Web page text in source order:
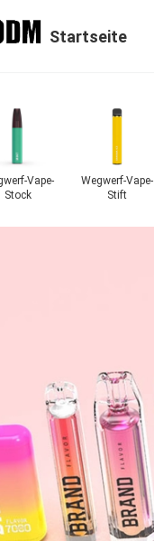
Startseite
Vape-
Stock
Wegwerf-Vape-
Stift